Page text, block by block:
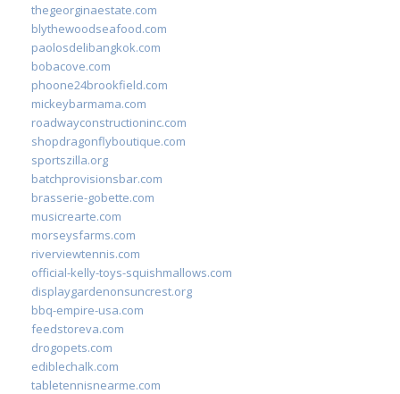
thegeorginaestate.com
blythewoodseafood.com
paolosdelibangkok.com
bobacove.com
phoone24brookfield.com
mickeybarmama.com
roadwayconstructioninc.com
shopdragonflyboutique.com
sportszilla.org
batchprovisionsbar.com
brasserie-gobette.com
musicrearte.com
morseysfarms.com
riverviewtennis.com
official-kelly-toys-squishmallows.com
displaygardenonsuncrest.org
bbq-empire-usa.com
feedstoreva.com
drogopets.com
ediblechalk.com
tabletennisnearme.com